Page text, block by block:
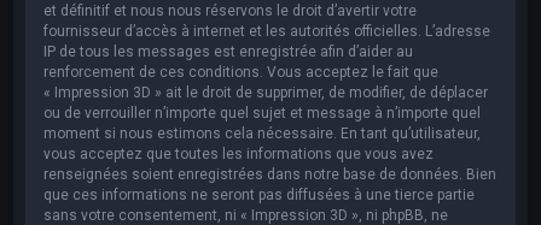
et définitif et nous nous réservons le droit d’avertir votre
fournisseur d’accès à internet et les autorités officielles. L’adresse
IP de tous les messages est enregistrée afin d’aider au
renforcement de ces conditions. Vous acceptez le fait que
« Impression 3D » ait le droit de supprimer, de modifier, de déplacer
ou de verrouiller n’importe quel sujet et message à n’importe quel
moment si nous estimons cela nécessaire. En tant qu’utilisateur,
vous acceptez que toutes les informations que vous avez
renseignées soient enregistrées dans notre base de données. Bien
que ces informations ne seront pas diffusées à une tierce partie
sans votre consentement, ni « Impression 3D », ni phpBB, ne